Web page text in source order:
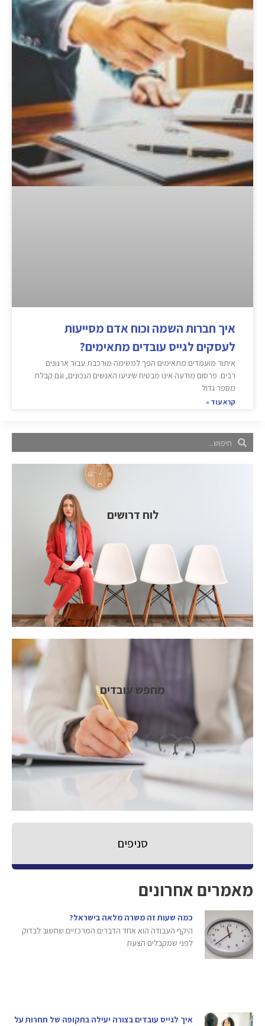
איך חברות השמה וכוח אדם מסייעות
לעסקים לגייס עובדים מתאימים?
איתור מועמדים מתאימים הפך למשימה מורכבת עבור ארגונים
רבים. פרסום מודעה אינו מבטיח שיגיעו האנשים הנכונים, וגם קבלת
מספר גדול
קרא עוד »
לוח דרושים
מחפש עובדים
סניפים
מאמרים אחרונים
כמה שעות זה משרה מלאה בישראל?
היקף העבודה הוא אחד הדברים המרכזיים שחשוב לבדוק
לפני שמקבלים הצעת
איך לגייס עובדים בצורה יעילה בתקופה של תחרות על